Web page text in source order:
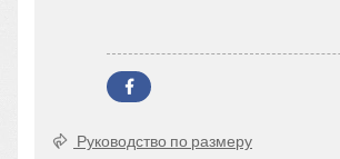
Руководство по размеру